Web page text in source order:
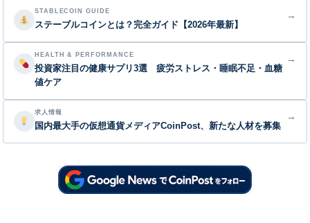
STABLECOIN GUIDE
ステーブルコインとは？完全ガイド【2026年最新】
→
HEALTH & PERFORMANCE
投資家注目の健康サプリ3選 疲労ストレス・睡眠不足・血糖
値ケア
→
求人情報
国内最大手の仮想通貨メディアCoinPost、新たな人材を募集
→